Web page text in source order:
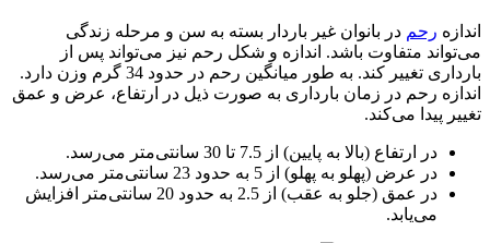
رحم در بانوان غیر باردار بسته به سن و مرحله زندگی
متفاوت باشد. اندازه و شکل رحم نیز می‌تواند پس از
بارداری تغییر کند. به طور میانگین رحم در حدود 34 گرم وزن دارد.
رحم در زمان بارداری به صورت ذیل در ارتفاع، عرض و عمق
پیدا می‌کند.
در ارتفاع (بالا به پایین) از 7.5 تا 30 سانتی‌متر می‌رسد.
در عرض (پهلو به پهلو) از 5 به حدود 23 سانتی‌متر می‌رسد.
در عمق (جلو به عقب) از 2.5 به حدود 20 سانتی‌متر افزایش
می‌یابد.